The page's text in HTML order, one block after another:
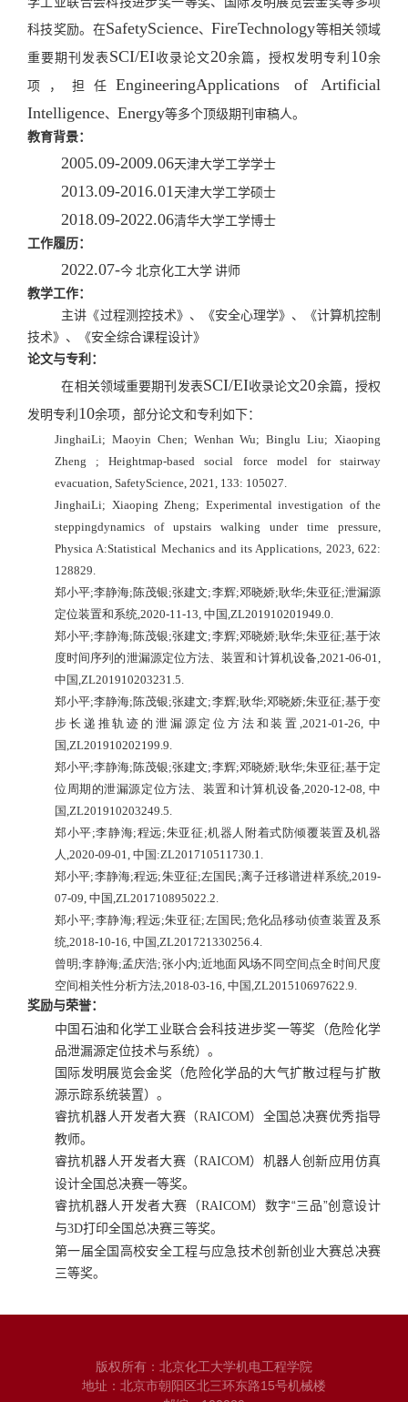
学工业联合会科技进步奖一等奖、国际发明展览会金奖等多项
科技奖励。在SafetyScience、FireTechnology等相关领域
重要期刊发表 SCI/EI收录论文20余篇，授权发明专利 10余
项，担任EngineeringApplications of Artificial
Intelligence、 Energy等多个顶级期刊审稿人。
教育背景：
2005.09-2009.06天津大学工学学士
2013.09-2016.01 天津大学工学硕士
2018.09-2022.06清华大学工学博士
工作履历：
2022.07-今 北京化工大学 讲师
教学工作：
主讲《过程测控技术》、《安全心理学》、《计算机控制
技术》、《安全综合课程设计》
论文与专利：
在相关领域重要期刊发表SCI/EI收录论文20余篇，授权
发明专利 10余项，部分论文和专利如下：
JinghaiLi; Maoyin Chen; Wenhan Wu; Binglu Liu; Xiaoping
Zheng ; Heightmap-based social force model for stairway
evacuation, SafetyScience, 2021, 133: 105027.
JinghaiLi; Xiaoping Zheng; Experimental investigation of the
steppingdynamics of upstairs walking under time pressure,
Physica A:Statistical Mechanics and its Applications, 2023, 622:
128829.
郑小平;李静海;陈茂银;张建文;李辉;邓晓娇;耿华;朱亚征;泄漏源
定位装置和系统 ,2020-11-13, 中国 ,ZL201910201949.0.
郑小平;李静海;陈茂银;张建文;李辉;邓晓娇;耿华;朱亚征;基于浓
度时间序列的泄漏源定位方法、装置和计算机设备 ,2021-06-01,
中国 ,ZL201910203231.5.
郑小平;李静海;陈茂银;张建文;李辉;耿华;邓晓娇;朱亚征;基于变
步长递推轨迹的泄漏源定位方法和装置 ,2021-01-26,中
国 ,ZL201910202199.9.
郑小平;李静海;陈茂银;张建文;李辉;邓晓娇;耿华;朱亚征;基于定
位周期的泄漏源定位方法、装置和计算机设备 ,2020-12-08,中
国 ,ZL201910203249.5.
郑小平;李静海;程远;朱亚征 ;机器人附着式防倾覆装置及机器
人 ,2020-09-01, 中国:ZL201710511730.1.
郑小平;李静海;程远;朱亚征;左国民 ;离子迁移谱进样系统 ,2019-
07-09, 中国 ,ZL201710895022.2.
郑小平;李静海;程远;朱亚征; 左国民;危化品移动侦查装置及系
统 ,2018-10-16, 中国 ,ZL201721330256.4.
曾明;李静海;孟庆浩;张小内;近地面风场不同空间点全时间尺度
空间相关性分析方法 ,2018-03-16, 中国 ,ZL201510697622.9.
奖励与荣誉：
中国石油和化学工业联合会科技进步奖一等奖（危险化学
品泄漏源定位技术与系统）。
国际发明展览会金奖（危险化学品的大气扩散过程与扩散
源示踪系统装置）。
睿抗机器人开发者大赛（RAICOM）全国总决赛优秀指导
教师。
睿抗机器人开发者大赛（RAICOM）机器人创新应用仿真
设计全国总决赛一等奖。
睿抗机器人开发者大赛（RAICOM）数字“三品”创意设计
与3D打印全国总决赛三等奖。
第一届全国高校安全工程与应急技术创新创业大赛总决赛
三等奖。
版权所有：北京化工大学机电工程学院
地址：北京市朝阳区北三环东路15号机械楼